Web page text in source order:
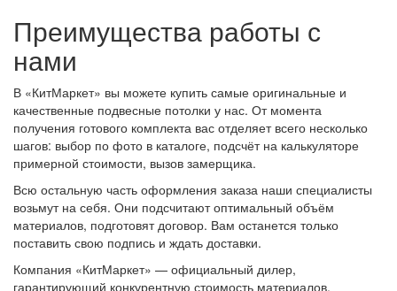
Преимущества работы с
нами
В «КитМаркет» вы можете купить самые оригинальные и
качественные подвесные потолки у нас. От момента
получения готового комплекта вас отделяет всего несколько
шагов: выбор по фото в каталоге, подсчёт на калькуляторе
примерной стоимости, вызов замерщика.
Всю остальную часть оформления заказа наши специалисты
возьмут на себя. Они подсчитают оптимальный объём
материалов, подготовят договор. Вам останется только
поставить свою подпись и ждать доставки.
Компания «КитМаркет» — официальный дилер,
гарантирующий конкурентную стоимость материалов.